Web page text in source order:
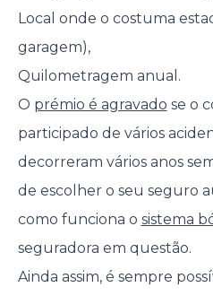
Local onde o costuma
garagem),
Quilometragem anual.
O prémio é agravado se o
participado de vários
decorreram vários anos
de escolher o seu seguro
como funciona o sistema
seguradora em questão.
Ainda assim, é sempre